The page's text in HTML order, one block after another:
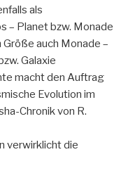
als
– Planet bzw. Monade
auch Monade –
Galaxie
macht den Auftrag
Evolution im
Chronik von R.
verwirklicht die